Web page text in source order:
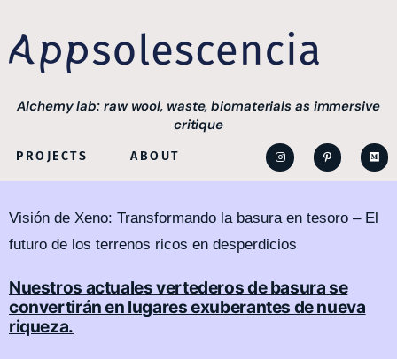
Alchemy lab: raw wool, waste, biomaterials as immersive
critique
PROJECTS ABOUT
Visión de Xeno: Transformando la basura en tesoro – El
futuro de los terrenos ricos en desperdicios
Nuestros actuales vertederos de basura se
convertirán en lugares exuberantes de nueva
riqueza.